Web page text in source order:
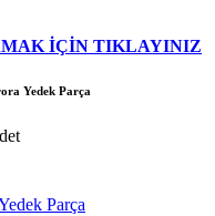
İÇİN TIKLAYINIZ
Yedek Parça
Parça